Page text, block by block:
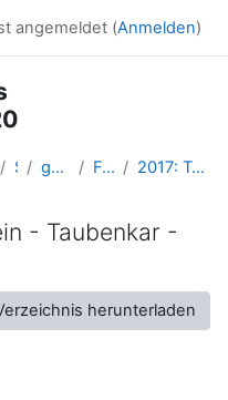
angemeldet (Anmelden)
SS_2020 gw_exDachstein_2020ss Fotodokumentation 2017: Tag 1: Krippenstein - Taubenkar - Simonyhütte
- Taubenkar -
herunterladen